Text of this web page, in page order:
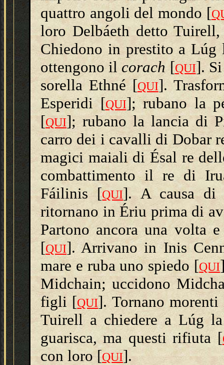
quattro angoli del mondo [
loro Delbáeth detto Tuirell
Chiedono in prestito aLúg
ottengono ilcorach[QUI].
sorella Ethné [QUI].
Esperidi [QUI]; rubano la
[QUI]; rubano la lancia di
carro dei i cavalli di Dobar
magici maiali di Ésal re
combattimento il re di
Fáilinis [QUI]. A causa di
ritornano in Ériu prima di
Partono ancora una volta
[QUI]. Arrivano in Inis
mare e ruba uno spiedo [QUI
Midchain; uccidono
figli [QUI]. Tornano
Tuirell a chiedere a Lúg
guarisca, ma questi rifiuta [
con loro [QUI].